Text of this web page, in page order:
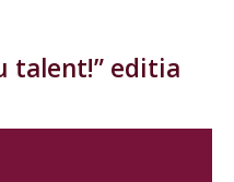
talent!” editia